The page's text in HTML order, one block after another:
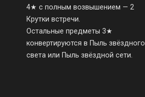
4★ с полным возвышением — 2
Крутки встречи.
Остальные предметы 3★
конвертируются в Пыль звёздного
света или Пыль звёздной сети.